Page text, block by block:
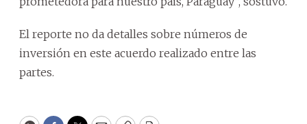
El reporte no da detalles sobre números de
inversión en este acuerdo realizado entre las
partes.